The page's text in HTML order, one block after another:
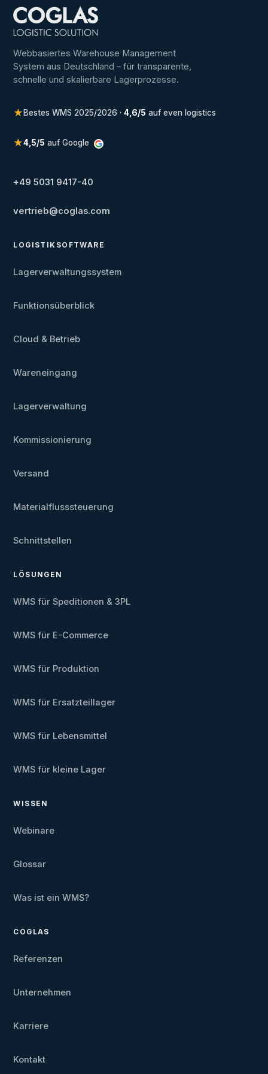
Webbasiertes Warehouse Management
System aus Deutschland – für transparente,
schnelle und skalierbare Lagerprozesse.
★Bestes WMS 2025/2026 ·4,6/5 auf even logistics
★4,5/5 auf Google
+49 5031 9417-40
vertrieb@coglas.com
LOGISTIKSOFTWARE
Lagerverwaltungssystem
Funktionsüberblick
Cloud & Betrieb
Wareneingang
Lagerverwaltung
Kommissionierung
Versand
Materialflusssteuerung
Schnittstellen
LÖSUNGEN
WMS für Speditionen & 3PL
WMS für E-Commerce
WMS für Produktion
WMS für Ersatzteillager
WMS für Lebensmittel
WMS für kleine Lager
WISSEN
Webinare
Glossar
Was ist ein WMS?
COGLAS
Referenzen
Unternehmen
Karriere
Kontakt